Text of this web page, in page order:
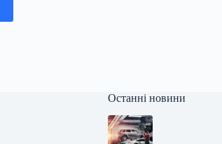
Останні новини